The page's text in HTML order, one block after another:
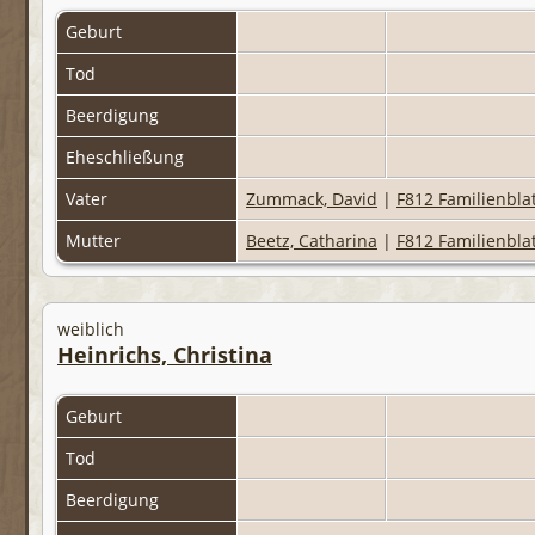
Geburt
Tod
Beerdigung
Eheschließung
Vater
Zummack, David | F812
Mutter
Beetz, Catharina | F812
weiblich
Heinrichs, Christina
Geburt
Tod
Beerdigung